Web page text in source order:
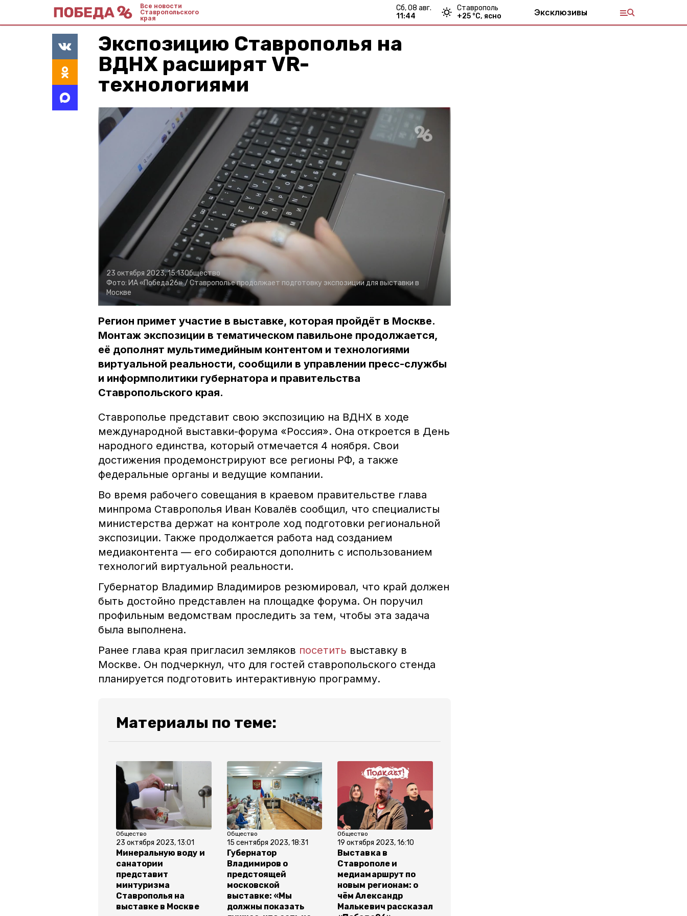
Все новости
Ставропольского
края
сб, 08 авг.
11:44
Ставрополь
+25 °С, ясно Эксклюзивы
Экспозицию Ставрополья на
ВДНХ расширят VR-
технологиями
23 октября 2023, 15:13Общество
Фото: ИА «Победа26» / Ставрополье продолжает подготовку экспозиции для выставки в
Москве
Регион примет участие в выставке, которая пройдёт в Москве.
Монтаж экспозиции в тематическом павильоне продолжается,
её дополнят мультимедийным контентом и технологиями
виртуальной реальности, сообщили в управлении пресс-службы
и информполитики губернатора и правительства
Ставропольского края.
Ставрополье представит свою экспозицию на ВДНХ в ходе
международной выставки-форума «Россия». Она откроется в День
народного единства, который отмечается 4 ноября. Свои
достижения продемонстрируют все регионы РФ, а также
федеральные органы и ведущие компании.
Во время рабочего совещания в краевом правительстве глава
минпрома Ставрополья Иван Ковалёв сообщил, что специалисты
министерства держат на контроле ход подготовки региональной
экспозиции. Также продолжается работа над созданием
медиаконтента — его собираются дополнить с использованием
технологий виртуальной реальности.
Губернатор Владимир Владимиров резюмировал, что край должен
быть достойно представлен на площадке форума. Он поручил
профильным ведомствам проследить за тем, чтобы эта задача
была выполнена.
Ранее глава края пригласил земляков посетить выставку в
Москве. Он подчеркнул, что для гостей ставропольского стенда
планируется подготовить интерактивную программу.
Материалы по теме:
Общество
23 октября 2023, 13:01
Минеральную воду и
санатории
представит
минтуризма
Ставрополья на
выставке в Москве
Общество
15 сентября 2023, 18:31
Губернатор
Владимиров о
предстоящей
московской
выставке: «Мы
должны показать
Общество
19 октября 2023, 16:10
Выставка в
Ставрополе и
медиамаршрут по
новым регионам: о
чём Александр
Малькевич рассказал